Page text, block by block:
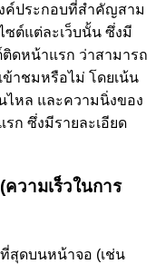
ค์ประกอบที่สำคัญสาม
ซต์แต่ละเว็บนั้น ซึ่งมี
ดหน้าแรก ว่าสามารถ
าชมหรือไม่ โดยเน้น
ไหล และความนิ่งของ
ก ซึ่งมีรายละเอียด
วามเร็วในการ
สุดบนหน้าจอ (เช่น